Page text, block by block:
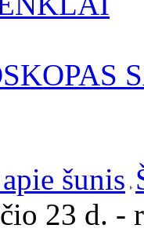
šunis
23 d. -